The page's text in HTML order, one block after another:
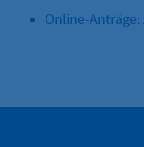
Online-